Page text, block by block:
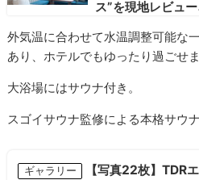
ス”を現地レビュ
外気温に合わせて水温調整可能な
あり、ホテルでもゆったり過ごせま
大浴場にはサウナ付き。
スゴイサウナ監修による本格サウ
ギャラリー
【写真22枚】TDR